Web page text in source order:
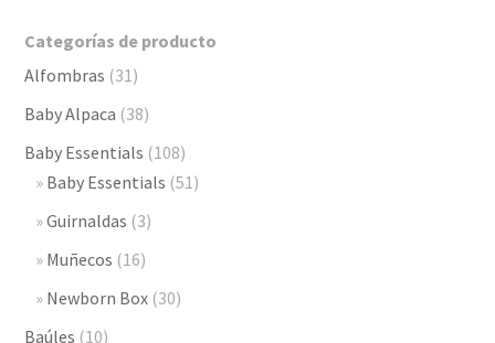
Categorías de producto
Alfombras (31)
Baby Alpaca (38)
Baby Essentials (108)
Baby Essentials (51)
Guirnaldas (3)
Muñecos (16)
Newborn Box (30)
Baúles (10)